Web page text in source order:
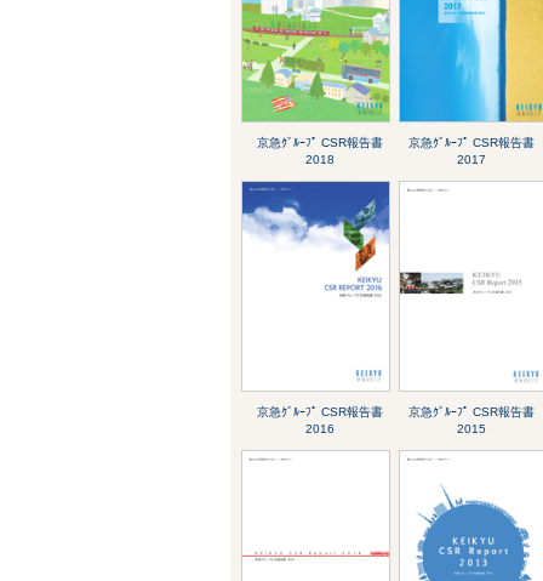
京急ｸﾞﾙｰﾌﾟ CSR報告書
2018
京急ｸﾞﾙｰﾌﾟ CSR報告書
2017
京急ｸﾞﾙｰﾌﾟ CSR報告書
2016
京急ｸﾞﾙｰﾌﾟ CSR報告書
2015